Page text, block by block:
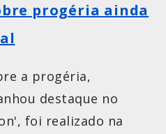
progéria ainda
a progéria,
destaque no
foi realizado na